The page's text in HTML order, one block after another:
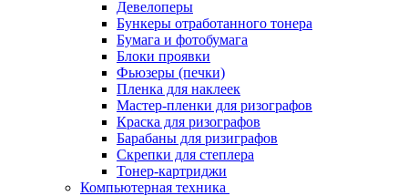
Девелоперы
Бункеры отработанного тонера
Бумага и фотобумага
Блоки проявки
Фьюзеры (печки)
Пленка для наклеек
Мастер-пленки для ризографов
Краска для ризографов
Барабаны для ризиграфов
Скрепки для степлера
Тонер-картриджи
Компьютерная техника